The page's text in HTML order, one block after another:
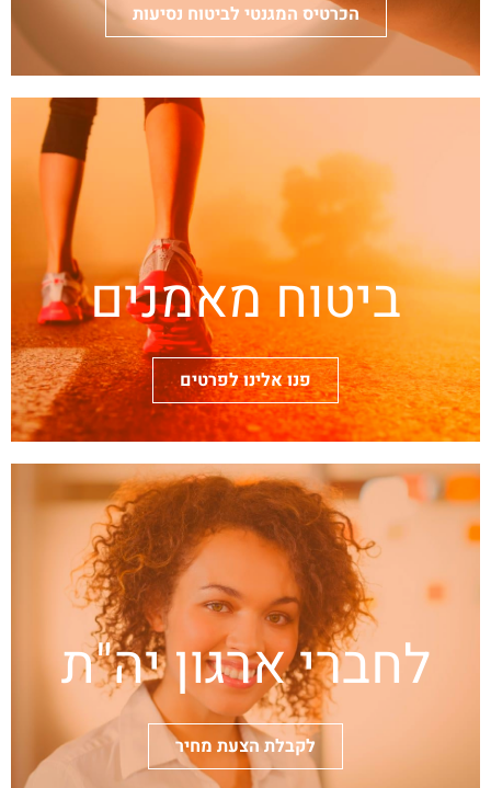
הכרטיס המגנטי לביטוח נסיעות
ביטוח מאמנים
פנו אלינו לפרטים
לחברי ארגון יה"ת
לקבלת הצעת מחיר